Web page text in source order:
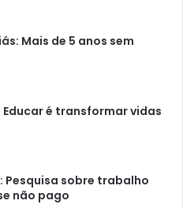
Mais de 5 anos sem
Educar é transformar vidas
Pesquisa sobre trabalho
não pago